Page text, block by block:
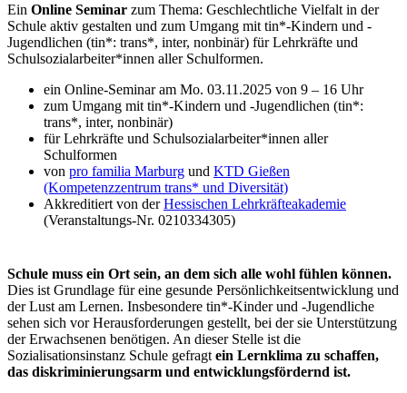
Ein Online Seminar zum Thema: Geschlechtliche Vielfalt in der
Schule aktiv gestalten und zum Umgang mit tin*-Kindern und -
Jugendlichen (tin*: trans*, inter, nonbinär) für Lehrkräfte und
Schulsozialarbeiter*innen aller Schulformen.
ein Online-Seminar am Mo. 03.11.2025 von 9 – 16 Uhr
zum Umgang mit tin*-Kindern und -Jugendlichen (tin*:
trans*, inter, nonbinär)
für Lehrkräfte und Schulsozialarbeiter*innen aller
Schulformen
von pro familia Marburg und KTD Gießen
(Kompetenzzentrum trans* und Diversität)
Akkreditiert von derHessischen Lehrkräfteakademie
(Veranstaltungs-Nr. 0210334305)
Schule muss ein Ort sein, an dem sich alle wohl fühlen können.
Dies ist Grundlage für eine gesunde Persönlichkeitsentwicklung und
der Lust am Lernen. Insbesondere tin*-Kinder und -Jugendliche
sehen sich vor Herausforderungen gestellt, bei der sie Unterstützung
der Erwachsenen benötigen. An dieser Stelle ist die
Sozialisationsinstanz Schule gefragt ein Lernklima zu schaffen,
das diskriminierungsarm und entwicklungsfördernd ist.